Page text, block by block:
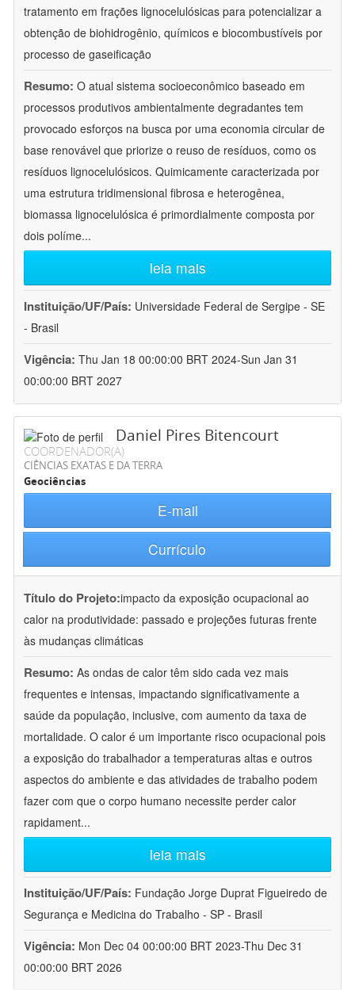
tratamento em frações lignocelulósicas para potencializar a
obtenção de biohidrogênio, químicos e biocombustíveis por
processo de gaseificação
Resumo: O atual sistema socioeconômico baseado em
processos produtivos ambientalmente degradantes tem
provocado esforços na busca por uma economia circular de
base renovável que priorize o reuso de resíduos, como os
resíduos lignocelulósicos. Quimicamente caracterizada por
uma estrutura tridimensional fibrosa e heterogênea,
biomassa lignocelulósica é primordialmente composta por
dois políme...
leia mais
Instituição/UF/País: Universidade Federal de Sergipe - SE
- Brasil
Vigência: Thu Jan 18 00:00:00 BRT 2024-Sun Jan 31
00:00:00 BRT 2027
Daniel Pires Bitencourt
COORDENADOR(A)
CIÊNCIAS EXATAS E DA TERRA
Geociências
E-mail
Currículo
Título do Projeto:impacto da exposição ocupacional ao
calor na produtividade: passado e projeções futuras frente
às mudanças climáticas
Resumo: As ondas de calor têm sido cada vez mais
frequentes e intensas, impactando significativamente a
saúde da população, inclusive, com aumento da taxa de
mortalidade. O calor é um importante risco ocupacional pois
a exposição do trabalhador a temperaturas altas e outros
aspectos do ambiente e das atividades de trabalho podem
fazer com que o corpo humano necessite perder calor
rapidament...
leia mais
Instituição/UF/País: Fundação Jorge Duprat Figueiredo de
Segurança e Medicina do Trabalho - SP - Brasil
Vigência: Mon Dec 04 00:00:00 BRT 2023-Thu Dec 31
00:00:00 BRT 2026